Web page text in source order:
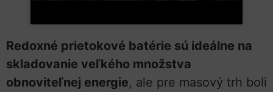
Redoxné prietokové batérie sú ideálne na
skladovanie veľkého množstva
obnoviteľnej energie, ale pre masový trh boli